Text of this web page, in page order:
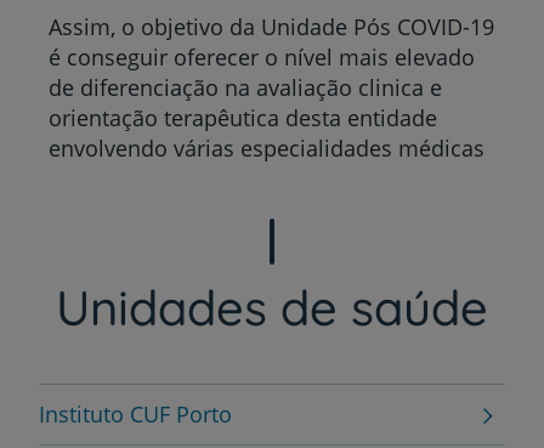
Assim, o objetivo da Unidade Pós COVID-19
é conseguir oferecer o nível mais elevado
de diferenciação na avaliação clinica e
orientação terapêutica desta entidade
envolvendo várias especialidades médicas
Unidades de saúde
Instituto CUF Porto